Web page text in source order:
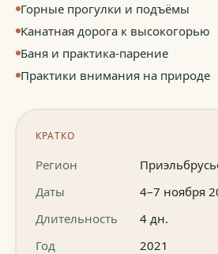
Горные прогулки и подъёмы
Канатная дорога к высокогорью
Баня и практика-парение
Практики внимания на природе
КРАТКО
Регион
Даты
4–7 ноября
Длительность
4 дн.
Год
2021